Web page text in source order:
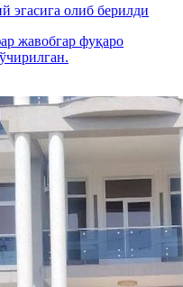
эгасига олиб берилди
жавобгар фуқаро